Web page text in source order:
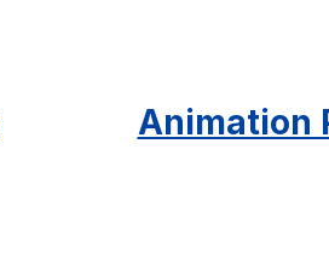
Animation